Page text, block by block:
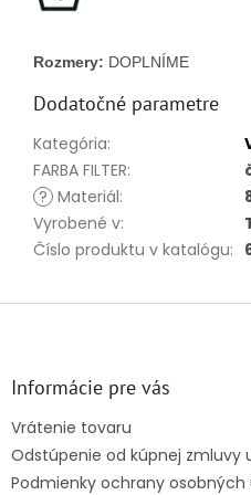
Rozmery: DOPLNÍME
Dodatočné parametre
Kategória:
FARBA FILTER:
? Materiál:
Vyrobené v:
Číslo produktu v katalógu:
Z
Informácie pre vás
Vrátenie tovaru
Odstúpenie od kúpnej zmluvy
Podmienky ochrany osobných